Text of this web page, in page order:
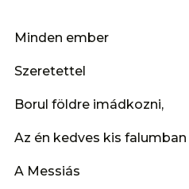
Minden ember
Szeretettel
Borul földre imádkozni,
Az én kedves kis falumban
A Messiás